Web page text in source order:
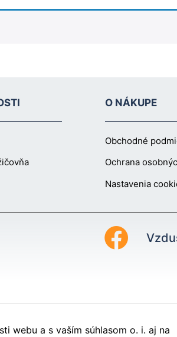
O NÁKUPE
Obchodné
Ochrana
Nastavenia
webu a s vaším súhlasom o. i. aj na
Tieto súbory
Aby sme